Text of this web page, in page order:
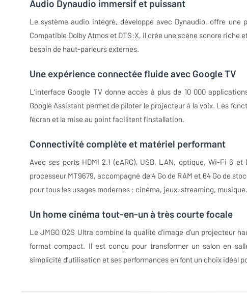
Audio Dynaudio immersif et puissant
Le système audio intégré, développé avec Dynaudio, offre une
Compatible Dolby Atmos et DTS:X, il crée une scène sonore
besoin de haut-parleurs externes.
Une expérience connectée fluide avec Google TV
L’interface Google TV donne accès à plus de 10 000
Google Assistant permet de piloter le projecteur à la voix. Les
l’écran et la mise au point facilitent l’installation.
Connectivité complète et matériel performant
Avec ses ports HDMI 2.1 (eARC), USB, LAN, optique, Wi-Fi 6
processeur MT9679, accompagné de 4 Go de RAM et 64 Go de
pour tous les usages modernes : cinéma, jeux, streaming, musique.
Un home cinéma tout-en-un à très courte focale
Le JMGO O2S Ultra combine la qualité d’image d’un
format compact. Il est conçu pour transformer un salon en
simplicité d’utilisation et ses performances en font un choix idéal